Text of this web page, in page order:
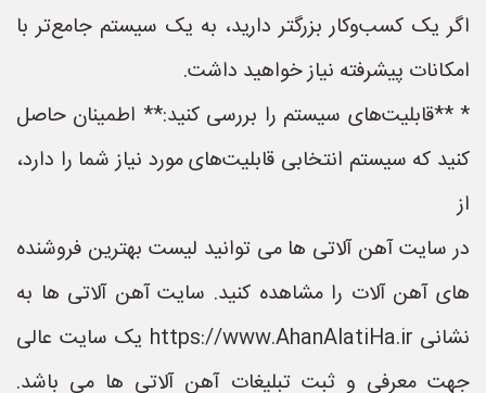
اگر یک کسب‌وکار بزرگتر دارید، به یک سیستم جامع‌تر با
امکانات پیشرفته نیاز خواهید داشت.
* **قابلیت‌های سیستم را بررسی کنید:** اطمینان حاصل
کنید که سیستم انتخابی قابلیت‌های مورد نیاز شما را دارد،
از
در سایت آهن آلاتی ها می توانید لیست بهترین فروشنده
های آهن آلات را مشاهده کنید. سایت آهن آلاتی ها به
نشانی https://www.AhanAlatiHa.ir یک سایت عالی
جهت معرفی و ثبت تبلیغات آهن آلاتی ها می باشد.